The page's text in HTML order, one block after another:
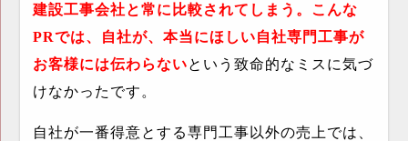
建設工事会社と常に比較されてしまう。こんな
PRでは、自社が、本当にほしい自社専門工事が
お客様には伝わらないという致命的なミスに気づ
けなかったです。
自社が一番得意とする専門工事以外の売上では、